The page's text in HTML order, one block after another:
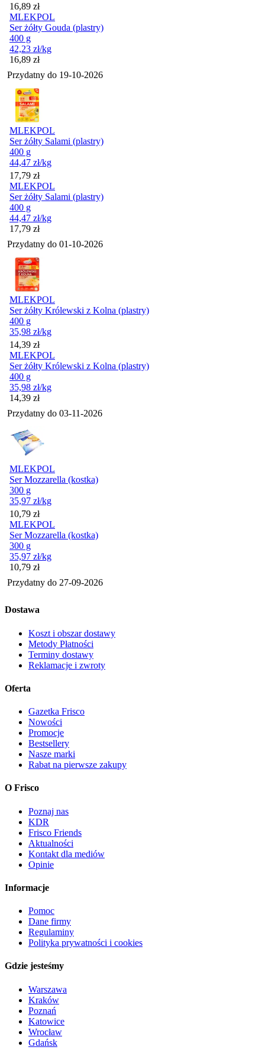
Cena
16,89 zł
MLEKPOL
Ser żółty Gouda (plastry)
400 g
42,23 zł/kg
Cena
16,89 zł
Przydatny do 19-10-2026
MLEKPOL
Ser żółty Salami (plastry)
400 g
44,47 zł/kg
Cena
17,79 zł
MLEKPOL
Ser żółty Salami (plastry)
400 g
44,47 zł/kg
Cena
17,79 zł
Przydatny do 01-10-2026
MLEKPOL
Ser żółty Królewski z Kolna (plastry)
400 g
35,98 zł/kg
Cena
14,39 zł
MLEKPOL
Ser żółty Królewski z Kolna (plastry)
400 g
35,98 zł/kg
Cena
14,39 zł
Przydatny do 03-11-2026
MLEKPOL
Ser Mozzarella (kostka)
300 g
35,97 zł/kg
Cena
10,79 zł
MLEKPOL
Ser Mozzarella (kostka)
300 g
35,97 zł/kg
Cena
10,79 zł
Przydatny do 27-09-2026
Dostawa
Koszt i obszar dostawy
Metody Płatności
Terminy dostawy
Reklamacje i zwroty
Oferta
Gazetka Frisco
Nowości
Promocje
Bestsellery
Nasze marki
Rabat na pierwsze zakupy
O Frisco
Poznaj nas
KDR
Frisco Friends
Aktualności
Kontakt dla mediów
Opinie
Informacje
Pomoc
Dane firmy
Regulaminy
Polityka prywatności i cookies
Gdzie jesteśmy
Warszawa
Kraków
Poznań
Katowice
Wrocław
Gdańsk